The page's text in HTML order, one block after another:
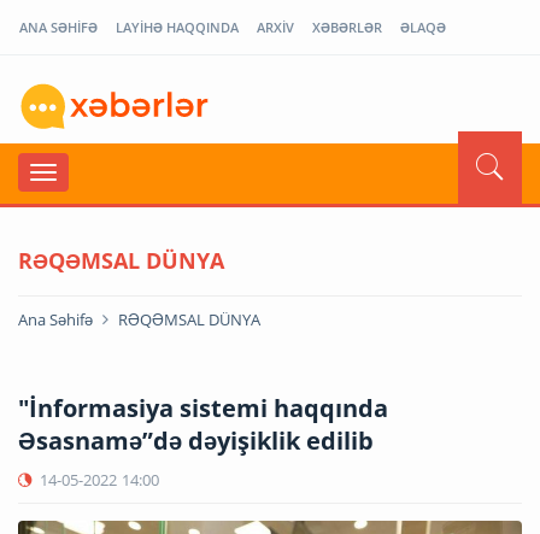
ANA SƏHİFƏ LAYİHƏ HAQQINDA ARXİV XƏBƏRLƏR ƏLAQƏ
RƏQƏMSAL DÜNYA
Ana Səhifə RƏQƏMSAL DÜNYA
"İnformasiya sistemi haqqında
Əsasnamə”də dəyişiklik edilib
14-05-2022 14:00